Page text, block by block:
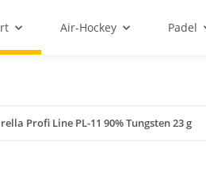
Air-Hockey Padel
Profi Line PL-11 90% Tungsten 23 g